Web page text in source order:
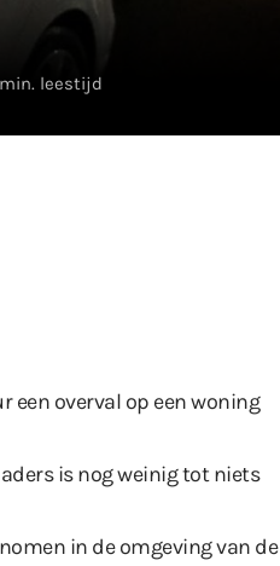
leestijd
een overval op een woning
is nog weinig tot niets
in de omgeving van de